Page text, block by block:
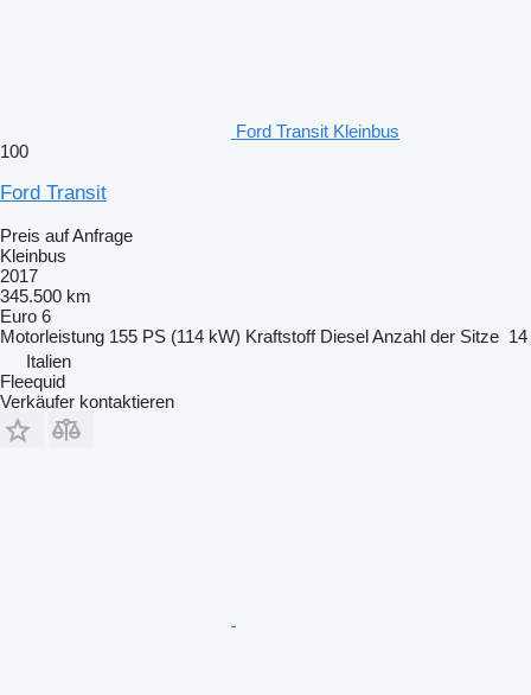
Ford Transit Kleinbus
100
Ford Transit
Preis auf Anfrage
Kleinbus
2017
345.500 km
Euro 6
Motorleistung 155 PS (114 kW) Kraftstoff DieselAnzahl der Sitze 14
Italien
Fleequid
Verkäufer kontaktieren